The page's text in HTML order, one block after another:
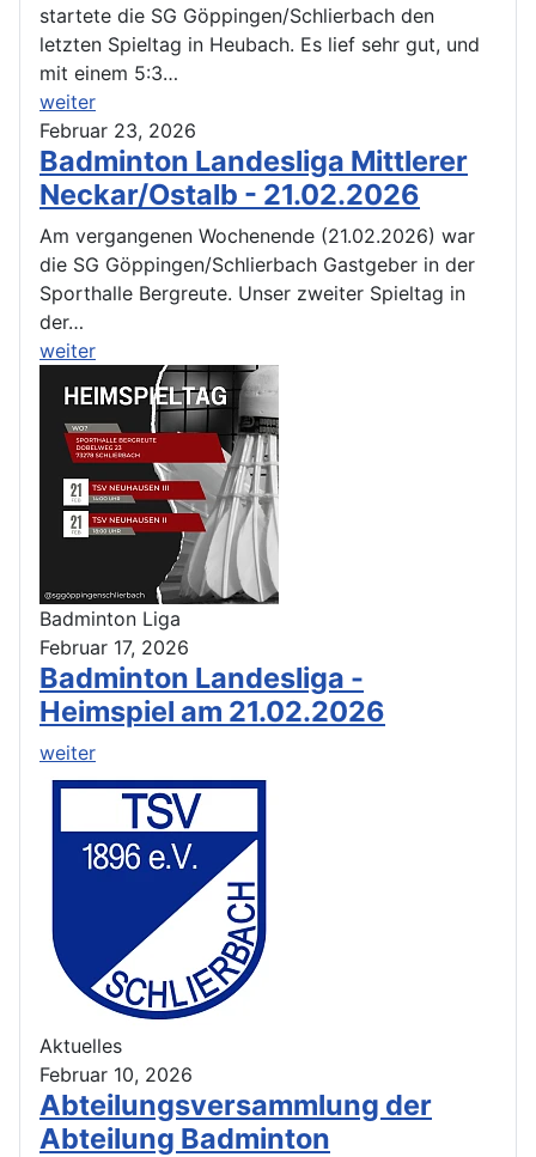
startete die SG Göppingen/Schlierbach den
letzten Spieltag in Heubach. Es lief sehr gut, und
mit einem 5:3…
weiter
Februar 23, 2026
Badminton Landesliga Mittlerer
Neckar/Ostalb - 21.02.2026
Am vergangenen Wochenende (21.02.2026) war
die SG Göppingen/Schlierbach Gastgeber in der
Sporthalle Bergreute. Unser zweiter Spieltag in
der…
weiter
Badminton Liga
Februar 17, 2026
Badminton Landesliga -
Heimspiel am 21.02.2026
weiter
Aktuelles
Februar 10, 2026
Abteilungsversammlung der
Abteilung Badminton